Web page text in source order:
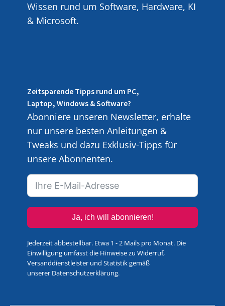
Wissen rund um Software, Hardware, KI
& Microsoft.
Zeitsparende Tipps rund um PC,
Laptop, Windows & Software?
Abonniere unseren Newsletter, erhalte
nur unsere besten Anleitungen &
Tweaks und dazu Exklusiv-Tipps für
unsere Abonnenten.
Ja, ich will abonnieren!
Jederzeit abbestellbar. Etwa 1 - 2 Mails pro Monat. Die
Einwilligung umfasst die Hinweise zu Widerruf,
Versanddienstleister und Statistik gemäß
unserer Datenschutzerklärung.